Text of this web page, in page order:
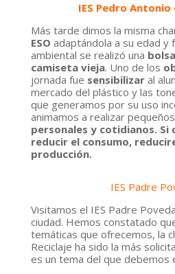
IES Pedro
Más tarde dimos la misma
ESO adaptándola a su edad y
ambiental se realizó una
camiseta vieja. Uno de los
jornada fue sensibilizaral
mercado del plástico y las
que generamos por su uso
animamos a realizar pequeños
personales y cotidianos. Si
reducir el consumo,
producción.
IES Padre
Visitamos el IES Padre Poveda
ciudad. Hemos constatado
temáticas que ofrecemos, la
Reciclaje ha sido la más
es un tema del que debemos